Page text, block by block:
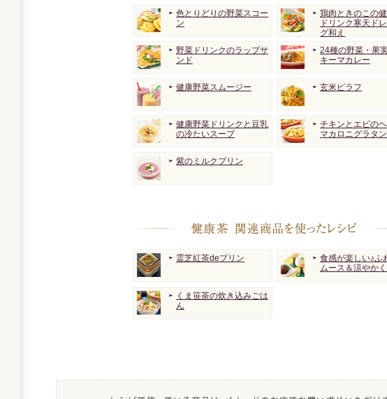
色とりどりの野菜スコー
ン
鶏肉ときのこの
ドリンク寒天ド
グ和え
野菜ドリンクのラップサ
ンド
24種の野菜・果
キーマカレー
健康野菜スムージー 玄米ピラフ
健康野菜ドリンクと豆乳
の冷たいスープ
チキンとエビの
マカロニグラタン
紫のミルクプリン
霊芝紅茶deプリン
食感が楽しい♪ふ
ムース＆涼やか
くま笹茶の炊き込みごは
ん